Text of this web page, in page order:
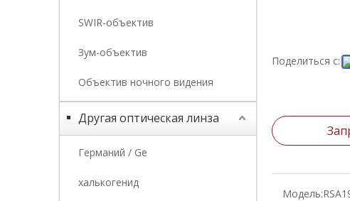
SWIR-объектив
Зум-объектив
Объектив ночного видения
Другая оптическая линза
Германий / Ge
халькогенид
Поделиться с:
Модель: